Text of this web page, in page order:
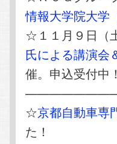
情報大学院大学
☆１１月９日
氏による講演会
催。申込受付中！
☆京都自動車専
た！